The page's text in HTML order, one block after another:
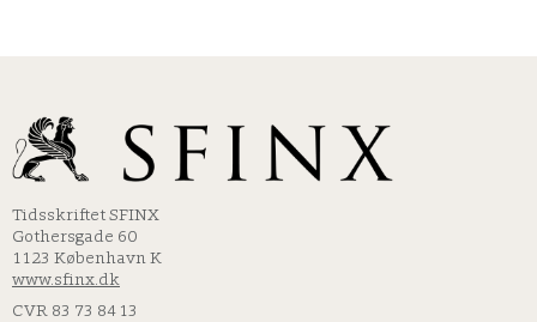
Tidsskriftet SFINX
Gothersgade 60
1123 København K
www.sfinx.dk
CVR 83 73 84 13